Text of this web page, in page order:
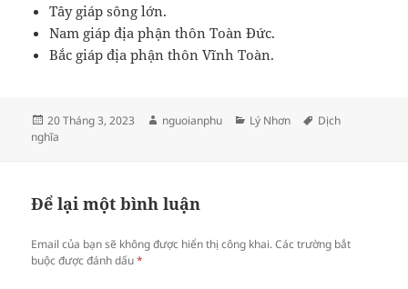
Tây giáp sông lớn.
Nam giáp địa phận thôn Toàn Đức.
Bắc giáp địa phận thôn Vĩnh Toàn.
Đăng
vào
20 Tháng 3, 2023
Tác
nguoianphu
Danh
Lý Nhơn Thẻ
Dịch
nghĩa
Để lại một bình luận
Email của bạn sẽ không được hiển thị công khai. Các trường bắt
buộc được đánh dấu*